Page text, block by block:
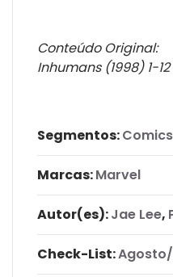
Conteúdo Original:
Inhumans (1998) 1-12
Segmentos:Comics
Marcas:Marvel
Autor(es):Jae Lee,
Check-List: